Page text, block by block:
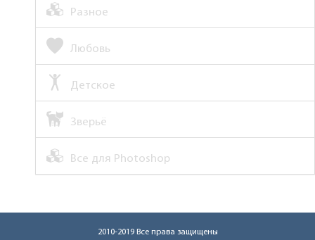
Разное
Любовь
Детское
Зверьё
Все для Photoshop
2010-2019 Все права защищены